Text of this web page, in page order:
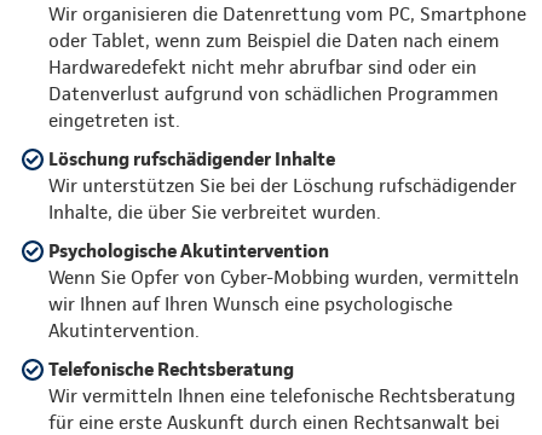
Wir organisieren die Datenrettung vom PC, Smartphone
oder Tablet, wenn zum Beispiel die Daten nach einem
Hardwaredefekt nicht mehr abrufbar sind oder ein
Datenverlust aufgrund von schädlichen Programmen
eingetreten ist.
Löschung rufschädigender Inhalte
Wir unterstützen Sie bei der Löschung rufschädigender
Inhalte, die über Sie verbreitet wurden.
Psychologische Akutintervention
Wenn Sie Opfer von Cyber-Mobbing wurden, vermitteln
wir Ihnen auf Ihren Wunsch eine psychologische
Akutintervention.
Telefonische Rechtsberatung
Wir vermitteln Ihnen eine telefonische Rechtsberatung
für eine erste Auskunft durch einen Rechtsanwalt bei